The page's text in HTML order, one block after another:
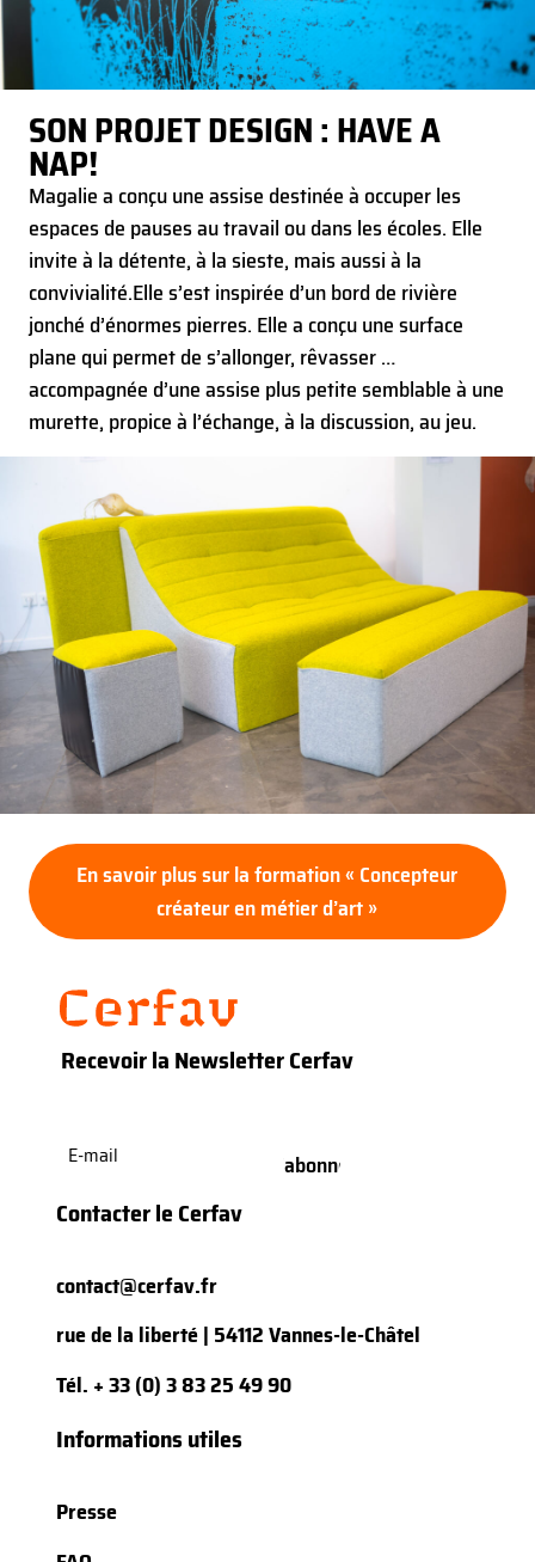
SON PROJET DESIGN : HAVE A
NAP!
Magalie a conçu une assise destinée à occuper les
espaces de pauses au travail ou dans les écoles. Elle
invite à la détente, à la sieste, mais aussi à la
convivialité.Elle s’est inspirée d’un bord de rivière
jonché d’énormes pierres. Elle a conçu une surface
plane qui permet de s’allonger, rêvasser …
accompagnée d’une assise plus petite semblable à une
murette, propice à l’échange, à la discussion, au jeu.
En savoir plus sur la formation « Concepteur
créateur en métier d’art »
Recevoir la Newsletter Cerfav
mail(Nécessaire)
Contacter le Cerfav
contact@cerfav.fr
rue de la liberté | 54112 Vannes-le-Châtel
Tél. + 33 (0) 3 83 25 49 90
Informations utiles
Presse